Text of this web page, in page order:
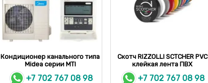
Кондиционер канального типа
Midea серии MTI
+7 702 767 08 98
Скотч RIZZOLLI SCTCHER PVC
клейкая лента ПВХ
+7 702 767 08 98